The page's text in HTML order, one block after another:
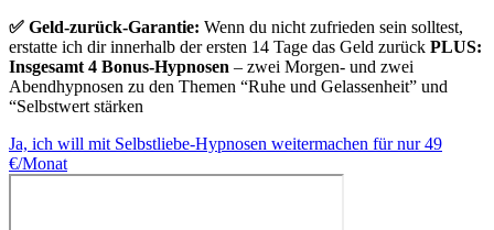
✅ Geld-zurück-Garantie: Wenn du nicht zufrieden sein solltest,
erstatte ich dir innerhalb der ersten 14 Tage das Geld zurück PLUS:
Insgesamt 4 Bonus-Hypnosen – zwei Morgen- und zwei
Abendhypnosen zu den Themen “Ruhe und Gelassenheit” und
“Selbstwert stärken
Ja, ich will mit Selbstliebe-Hypnosen weitermachen für nur 49
€/Monat